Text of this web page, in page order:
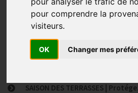
pour comprendre la
visiteurs.
OK Changer mes
Incendies en cuisine : prévention
Publié le 03/08/2026
Votre patrimoine personnel est-il
SAISON DES TERRASSES |